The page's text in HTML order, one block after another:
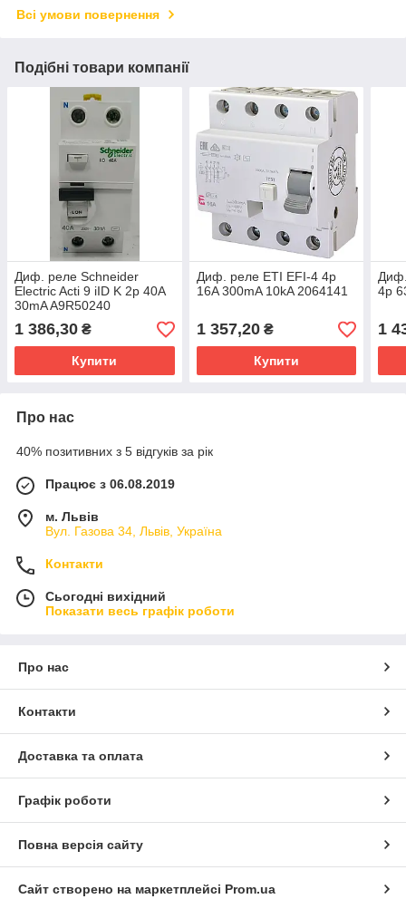
Всі умови повернення
Подібні товари компанії
Диф. реле Schneider
Electric Acti 9 iID K 2p 40A
30mA A9R50240
1 386,30 ₴
Купити
Диф. реле ETI EFI-4 4p
16A 300mA 10kA 2064141
1 357,20₴
Купити
4p
1
Про нас
40% позитивних з 5 відгуків за рік
Працює з 06.08.2019
м. Львів
Вул. Газова 34, Львів, Україна
Контакти
Сьогодні вихідний
Показати весь графік роботи
Про нас
Контакти
Доставка та оплата
Графік роботи
Повна версія сайту
Сайт створено на маркетплейсі Prom.ua